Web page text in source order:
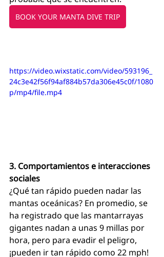
BOOK YOUR MANTA DIVE TRIP
https://video.wixstatic.com/video/593196_
24c3e42f56f94af884b57da306e45c0f/1080
p/mp4/file.mp4
3. Comportamientos e interacciones
sociales
¿Qué tan rápido pueden nadar las
mantas oceánicas? En promedio, se
ha registrado que las mantarrayas
gigantes nadan a unas 9 millas por
hora, pero para evadir el peligro,
¡pueden ir tan rápido como 22 mph!